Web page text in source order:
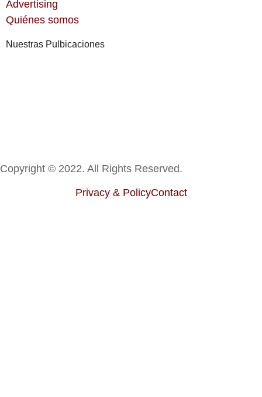
Advertising
Quiénes somos
Nuestras Pulbicaciones
Copyright © 2022. All Rights Reserved.
Privacy & PolicyContact